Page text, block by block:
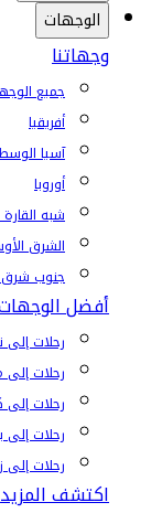
الوجهات
وجهاتنا
جميع
أفريقيا
آسيا
أوروبا
شبه القارة
الشرق
جنوب شرق
أفضل
رحلات إلى
رحلات إلى
رحلات إلى
رحلات إلى
رحلات إلى
اكتشف المزيد